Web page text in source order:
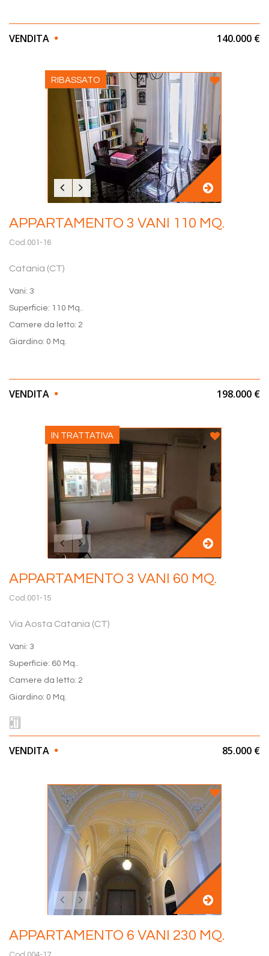
VENDITA 140.000 €
RIBASSATO
APPARTAMENTO 3 VANI 110 MQ.
Cod.001-16
Catania (CT)
Vani: 3
Superficie: 110 Mq..
Camere da letto: 2
Giardino: 0 Mq.
VENDITA 198.000 €
IN TRATTATIVA
APPARTAMENTO 3 VANI 60 MQ.
Cod.001-15
Via Aosta Catania (CT)
Vani: 3
Superficie: 60 Mq..
Camere da letto: 2
Giardino: 0 Mq.
VENDITA 85.000 €
APPARTAMENTO 6 VANI 230 MQ.